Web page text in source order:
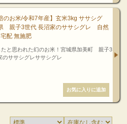
のお米/令和7年産】玄米3kg ササシグ
親子3世代 長沼家のササシグレ 自然
宅配 無施肥
たと思われた幻のお米！宮城県加美町 親子3
のササシグレササシグレ